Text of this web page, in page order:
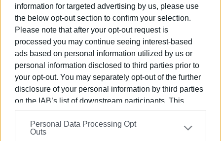
information for targeted advertising by us, please use
the below opt-out section to confirm your selection.
Please note that after your opt-out request is
processed you may continue seeing interest-based
ads based on personal information utilized by us or
personal information disclosed to third parties prior to
your opt-out. You may separately opt-out of the further
disclosure of your personal information by third parties
on the IAB’s list of downstream participants. This
information may also be disclosed by us to third parties
on theIAB’s List of Downstream Participants
that may
further disclose it to other third parties.
Personal Data Processing Opt
Outs
Εμφανίσεις: 84
ΣΠΥΡΟΣ ΠΙΚΟΥΛΑΣ
Πτυχιούχος Οικονομικών του Πανεπιστημίου
Πειραιά. Συνεργάστηκε στο ξεκίνημα με την